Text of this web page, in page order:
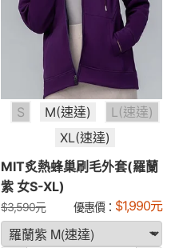
S M(速達)
L(速達)
XL(速達)
MIT炙熱蜂巢刷毛外套(羅蘭
紫 女S-XL)
$3,590元 優惠價： $1,990元